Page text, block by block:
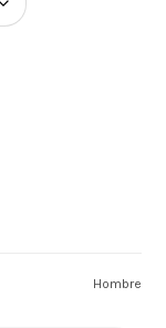
Hombre